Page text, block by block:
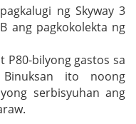
ng Skyway 3
ang pagkokolekta ng
P80-bilyong gastos sa
ito noong
serbisyuhan ang